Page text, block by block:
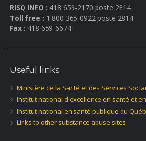
RISQ INFO : 418 659-2170 poste 2814
Toll free : 1 800 365-0922 poste 2814
Fax : 418 659-6674
Useful links
Ministère de la Santé et des Services
Institut national d'excellence en santé et
Institut national en santé publique du
Links to other substance abuse sites